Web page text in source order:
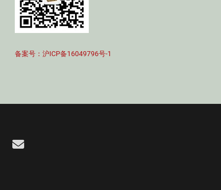
备案号：沪ICP备16049796号-1
Email